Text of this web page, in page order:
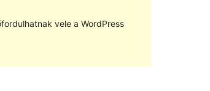
vele a WordPress